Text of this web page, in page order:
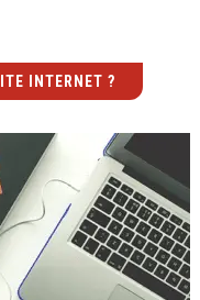
INTERNET ?